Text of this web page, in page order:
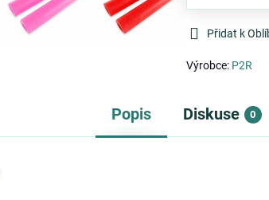
Přidat k
Výrobce: P2R
Popis Diskuse 0